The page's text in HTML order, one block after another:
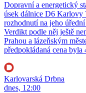
Dopravní a energetický
úsek dálnice D6 Karlovy
rozhodnutí na jeho
Verdikt podle něj ještě
Prahou a lázeňským
předpokládaná cena
Karlovarská Drbna
dnes, 12:00